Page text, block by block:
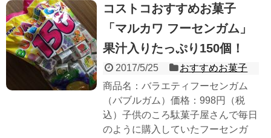
コストコおすすめお菓子
「マルカワ フーセンガム」
果汁入りたっぷり150個！
2017/5/25
おすすめお菓子
商品名：バラエティフーセンガム
（バブルガム）価格：998円（税
込）子供のころ駄菓子屋さんで毎日
のように購入していたフーセンガ